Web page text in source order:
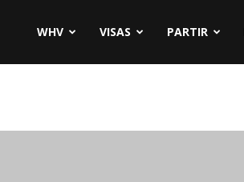
WHV VISAS PARTIR